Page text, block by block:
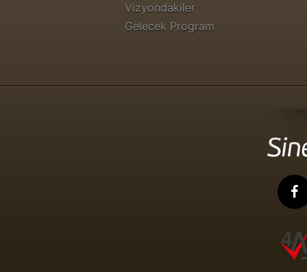
Vizyondakiler
Gelecek Program